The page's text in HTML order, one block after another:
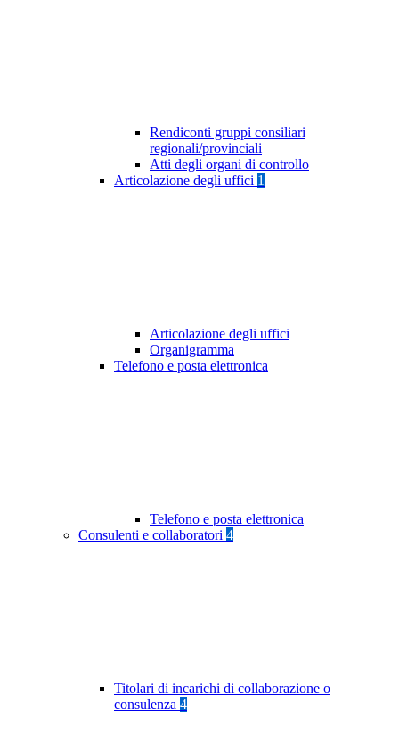
Rendiconti gruppi consiliari
regionali/provinciali
Atti degli organi di controllo
Articolazione degli uffici 1
Articolazione degli uffici
Organigramma
Telefono e posta elettronica
Telefono e posta elettronica
Consulenti e collaboratori 4
Titolari di incarichi di collaborazione o
consulenza 4